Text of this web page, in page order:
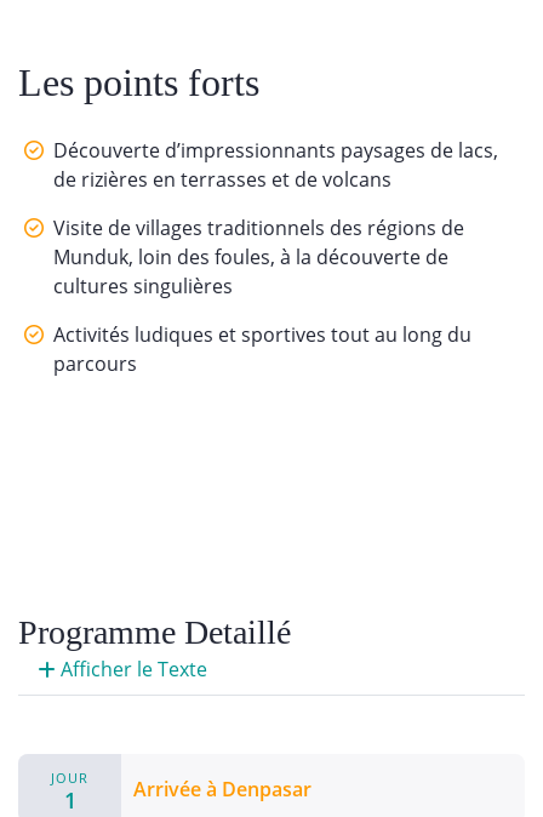
Les points forts
Découverte d’impressionnants paysages de lacs,
de rizières en terrasses et de volcans
Visite de villages traditionnels des régions de
Munduk, loin des foules, à la découverte de
cultures singulières
Activités ludiques et sportives tout au long du
parcours
Programme Detaillé
Afficher le Texte
JOUR
1 Arrivée à Denpasar